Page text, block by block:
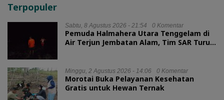
Terpopuler
Sabtu, 8 Agustus 2026 - 21:54 0 Komentar
Pemuda Halmahera Utara Tenggelam di
Air Terjun Jembatan Alam, Tim SAR Turun
Minggu, 2 Agustus 2026 - 14:06 0 Komentar
Morotai Buka Pelayanan Kesehatan
Gratis untuk Hewan Ternak